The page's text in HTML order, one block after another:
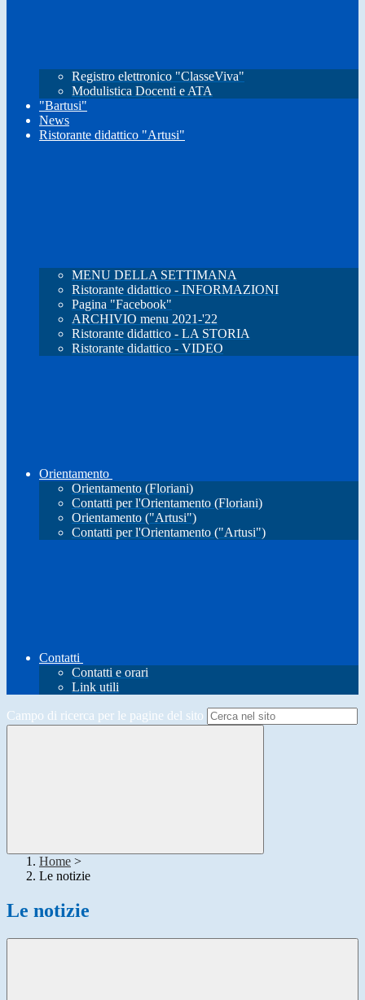
Registro elettronico "ClasseViva"
Modulistica Docenti e ATA
"Bartusi"
News
Ristorante didattico "Artusi"
MENU DELLA SETTIMANA
Ristorante didattico - INFORMAZIONI
Pagina "Facebook"
ARCHIVIO menu 2021-'22
Ristorante didattico - LA STORIA
Ristorante didattico - VIDEO
Orientamento
Orientamento (Floriani)
Contatti per l'Orientamento (Floriani)
Orientamento ("Artusi")
Contatti per l'Orientamento ("Artusi")
Contatti
Contatti e orari
Link utili
Campo di ricerca per le pagine del sito
Home >
Le notizie
Le notizie